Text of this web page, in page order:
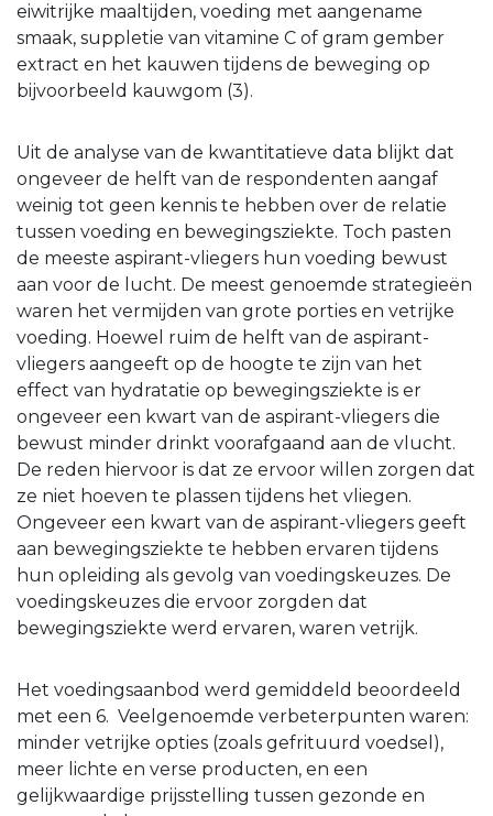
eiwitrijke maaltijden, voeding met aangename
smaak, suppletie van vitamine C of gram gember
extract en het kauwen tijdens de beweging op
bijvoorbeeld kauwgom (3).
Uit de analyse van de kwantitatieve data blijkt dat
ongeveer de helft van de respondenten aangaf
weinig tot geen kennis te hebben over de relatie
tussen voeding en bewegingsziekte. Toch pasten
de meeste aspirant-vliegers hun voeding bewust
aan voor de lucht. De meest genoemde strategieën
waren het vermijden van grote porties en vetrijke
voeding. Hoewel ruim de helft van de aspirant-
vliegers aangeeft op de hoogte te zijn van het
effect van hydratatie op bewegingsziekte is er
ongeveer een kwart van de aspirant-vliegers die
bewust minder drinkt voorafgaand aan de vlucht.
De reden hiervoor is dat ze ervoor willen zorgen dat
ze niet hoeven te plassen tijdens het vliegen.
Ongeveer een kwart van de aspirant-vliegers geeft
aan bewegingsziekte te hebben ervaren tijdens
hun opleiding als gevolg van voedingskeuzes. De
voedingskeuzes die ervoor zorgden dat
bewegingsziekte werd ervaren, waren vetrijk.
Het voedingsaanbod werd gemiddeld beoordeeld
met een 6. Veelgenoemde verbeterpunten waren:
minder vetrijke opties (zoals gefrituurd voedsel),
meer lichte en verse producten, en een
gelijkwaardige prijsstelling tussen gezonde en